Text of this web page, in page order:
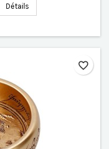
Détails
favorite_border